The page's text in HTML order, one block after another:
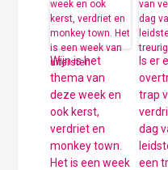
Wijn is het
thema van
deze week en
ook kerst,
verdriet en
monkey town.
Het is een week
Is er
trap
dag
een